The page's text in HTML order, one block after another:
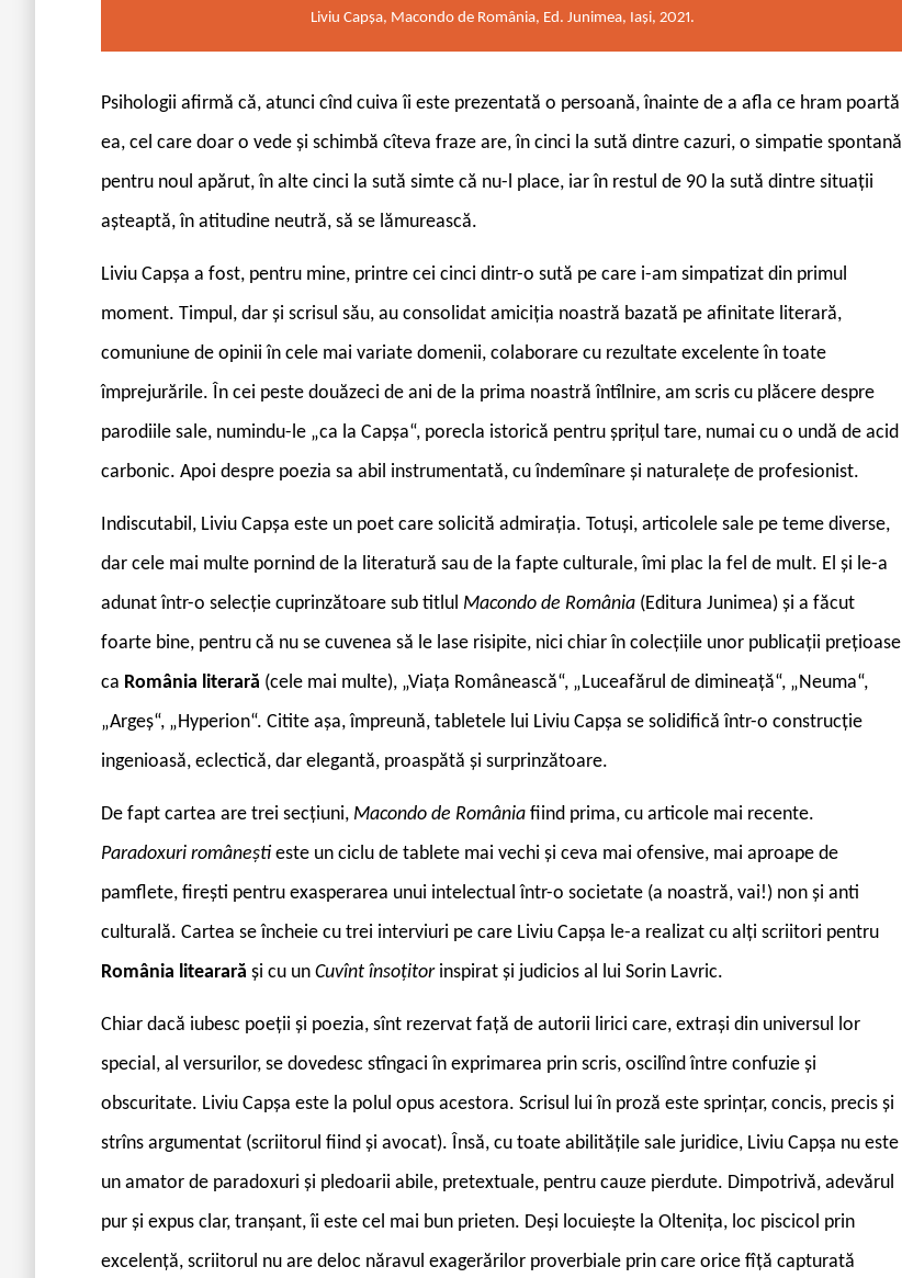
Liviu Capșa, Macondo de România, Ed. Junimea, Iași, 2021.
Psihologii afirmă că, atunci cînd cuiva îi este prezentată o persoană, înainte de a afla ce hram poartă
ea, cel care doar o vede și schimbă cîteva fraze are, în cinci la sută dintre cazuri, o simpatie spontană
pentru noul apărut, în alte cinci la sută simte că nu-l place, iar în restul de 90 la sută dintre situații
așteaptă, în atitudine neutră, să se lămurească.
Liviu Capșa a fost, pentru mine, printre cei cinci dintr-o sută pe care i-am simpatizat din primul
moment. Timpul, dar și scrisul său, au consolidat amiciția noastră bazată pe afinitate literară,
comuniune de opinii în cele mai variate domenii, colaborare cu rezultate excelente în toate
împrejurările. În cei peste douăzeci de ani de la prima noastră întîlnire, am scris cu plăcere despre
parodiile sale, numindu-le „ca la Capșa“, porecla istorică pentru șprițul tare, numai cu o undă de acid
carbonic. Apoi despre poezia sa abil instrumentată, cu îndemînare și naturalețe de profesionist.
Indiscutabil, Liviu Capșa este un poet care solicită admirația. Totuși, articolele sale pe teme diverse,
dar cele mai multe pornind de la literatură sau de la fapte culturale, îmi plac la fel de mult. El și le-a
adunat într-o selecție cuprinzătoare sub titlul Macondo de România (Editura Junimea) și a făcut
foarte bine, pentru că nu se cuvenea să le lase risipite, nici chiar în colecțiile unor publicații prețioase
ca România literară (cele mai multe), „Viața Românească“, „Luceafărul de dimineață“, „Neuma“,
„Argeș“, „Hyperion“. Citite așa, împreună, tabletele lui Liviu Capșa se solidifică într-o construcție
ingenioasă, eclectică, dar elegantă, proaspătă și surprinzătoare.
De fapt cartea are trei secțiuni, Macondo de România fiind prima, cu articole mai recente.
Paradoxuri românești este un ciclu de tablete mai vechi și ceva mai ofensive, mai aproape de
pamflete, firești pentru exasperarea unui intelectual într-o societate (a noastră, vai!) non și anti
culturală. Cartea se încheie cu trei interviuri pe care Liviu Capșa le-a realizat cu alți scriitori pentru
România litearară și cu un Cuvînt însoțitor inspirat și judicios al lui Sorin Lavric.
Chiar dacă iubesc poeții și poezia, sînt rezervat față de autorii lirici care, extrași din universul lor
special, al versurilor, se dovedesc stîngaci în exprimarea prin scris, oscilînd între confuzie și
obscuritate. Liviu Capșa este la polul opus acestora. Scrisul lui în proză este sprințar, concis, precis și
strîns argumentat (scriitorul fiind și avocat). Însă, cu toate abilitățile sale juridice, Liviu Capșa nu este
un amator de paradoxuri și pledoarii abile, pretextuale, pentru cauze pierdute. Dimpotrivă, adevărul
pur și expus clar, tranșant, îi este cel mai bun prieten. Deși locuiește la Oltenița, loc piscicol prin
excelență, scriitorul nu are deloc năravul exagerărilor proverbiale prin care orice fîță capturată